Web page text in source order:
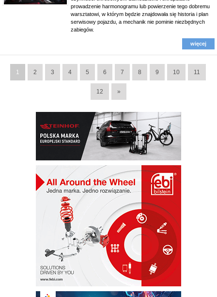
prowadzenie harmonogramu lub powierzenie tego dobremu
warsztatowi, w którym będzie znajdowała się historia i plan
serwisowy pojazdu, a mechanik nie pominie niezbędnych
zabiegów.
więcej
1 2 3 4 5 6 7 8 9 10 11
12 »